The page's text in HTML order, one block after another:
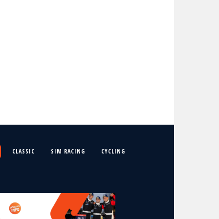
CLASSIC SIM RACING CYCLING